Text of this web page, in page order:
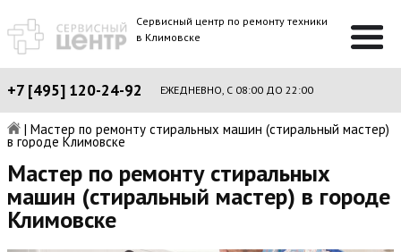
Сервисный центр по ремонту техники
в Климовске
+7 [495] 120-24-92 ЕЖЕДНЕВНО, С 08:00 ДО 22:00
| Мастер по ремонту стиральных машин (стиральный мастер)
в городе Климовске
Мастер по ремонту стиральных
машин (стиральный мастер) в городе
Климовске